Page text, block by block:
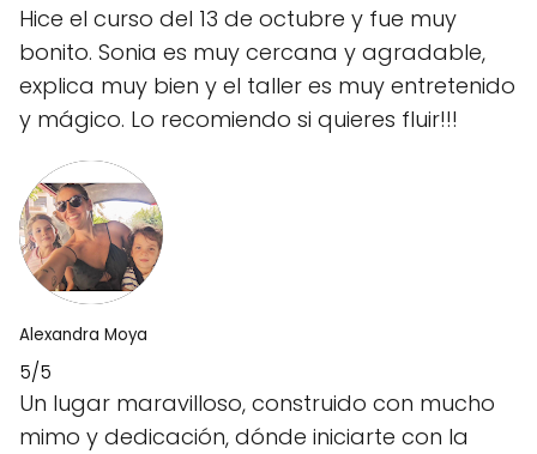
Hice el curso del 13 de octubre y fue muy
bonito. Sonia es muy cercana y agradable,
explica muy bien y el taller es muy entretenido
y mágico. Lo recomiendo si quieres fluir!!!
Alexandra Moya
5/5
Un lugar maravilloso, construido con mucho
mimo y dedicación, dónde iniciarte con la